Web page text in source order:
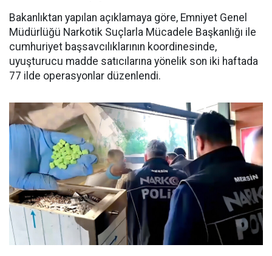
Bakanlıktan yapılan açıklamaya göre, Emniyet Genel
Müdürlüğü Narkotik Suçlarla Mücadele Başkanlığı ile
cumhuriyet başsavcılıklarının koordinesinde,
uyuşturucu madde satıcılarına yönelik son iki haftada
77 ilde operasyonlar düzenlendi.